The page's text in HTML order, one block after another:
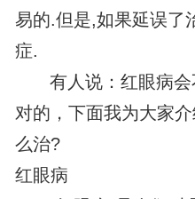
易的.但是,如果延误了
症.
有人说：红眼病
对的，下面我为大家
么治?
红眼病